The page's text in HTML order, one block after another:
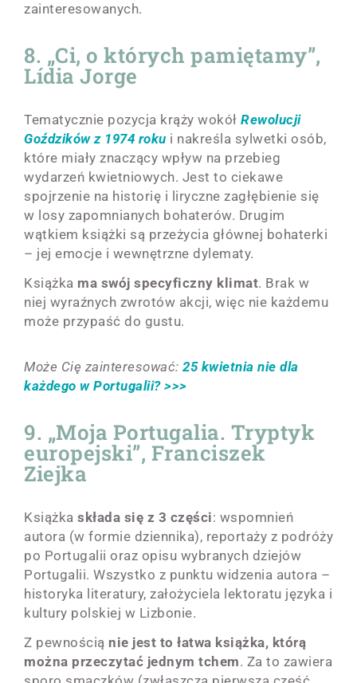
zainteresowanych.
8. „Ci, o których pamiętamy”,
Lídia Jorge
Tematycznie pozycja krąży wokół Rewolucji
Goździków z 1974 roku i nakreśla sylwetki osób,
które miały znaczący wpływ na przebieg
wydarzeń kwietniowych. Jest to ciekawe
spojrzenie na historię i liryczne zagłębienie się
w losy zapomnianych bohaterów. Drugim
wątkiem książki są przeżycia głównej bohaterki
– jej emocje i wewnętrzne dylematy.
Książka ma swój specyficzny klimat. Brak w
niej wyraźnych zwrotów akcji, więc nie każdemu
może przypaść do gustu.
Może Cię zainteresować: 25 kwietnia nie dla
każdego w Portugalii? >>>
9. „Moja Portugalia. Tryptyk
europejski”, Franciszek
Ziejka
Książka składa się z 3 części: wspomnień
autora (w formie dziennika), reportaży z podróży
po Portugalii oraz opisu wybranych dziejów
Portugalii. Wszystko z punktu widzenia autora –
historyka literatury, założyciela lektoratu języka i
kultury polskiej w Lizbonie.
Z pewnością nie jest to łatwa książka, którą
można przeczytać jednym tchem. Za to zawiera